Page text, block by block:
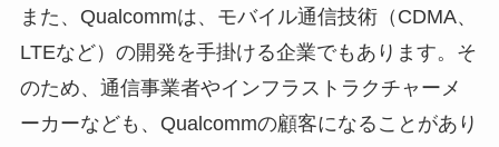
また、Qualcommは、モバイル通信技術（CDMA、
LTEなど）の開発を手掛ける企業でもあります。そ
のため、通信事業者やインフラストラクチャーメ
ーカーなども、Qualcommの顧客になることがあり